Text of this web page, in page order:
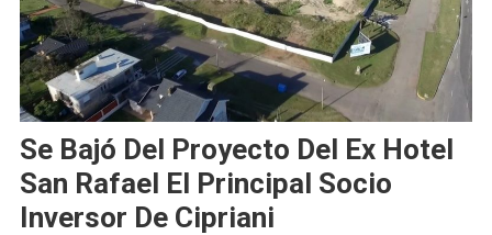
Se Bajó Del Proyecto Del Ex Hotel
San Rafael El Principal Socio
Inversor De Cipriani